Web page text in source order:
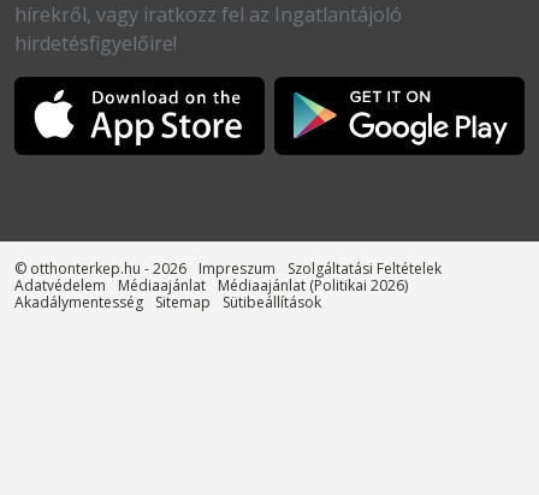
hírekről, vagy iratkozz fel az Ingatlantájoló
hirdetésfigyelőire!
© otthonterkep.hu - 2026 Impreszum
Szolgáltatási Feltételek
Adatvédelem
Médiaajánlat
Médiaajánlat (Politikai 2026)
Akadálymentesség
Sitemap Sütibeállítások